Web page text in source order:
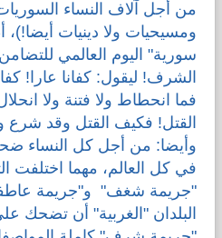
من أجل آلاف النساء
ومسيحيات ولا دينيات
سورية" اليوم العالمي
الشرف! ليقول: كفانا عارا!
فما انحطاط ولا فتنة ولا
القتل! فكيف القتل وقد شرع
وأيضا: من أجل كل النساء
في كل العالم، مهما اختلفت
"جريمة شغف" و"جريمة
البلدان "الغربية" أن تضحك